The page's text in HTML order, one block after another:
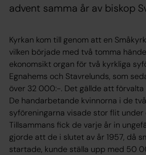
advent samma år av biskop
Kyrkan kom till genom att en
vilken började med två tomma
ekonomsikt organ för två kyrkliga
Egnahems och Stavrelunds, som
över 32 000:-. Det gällde att
De handarbetande kvinnorna i de
syföreningarna visade stor flit under
Tillsammans fick de varje år in
gjorde att de i slutet av år 1957, då
startade, kunde ställa upp med 50